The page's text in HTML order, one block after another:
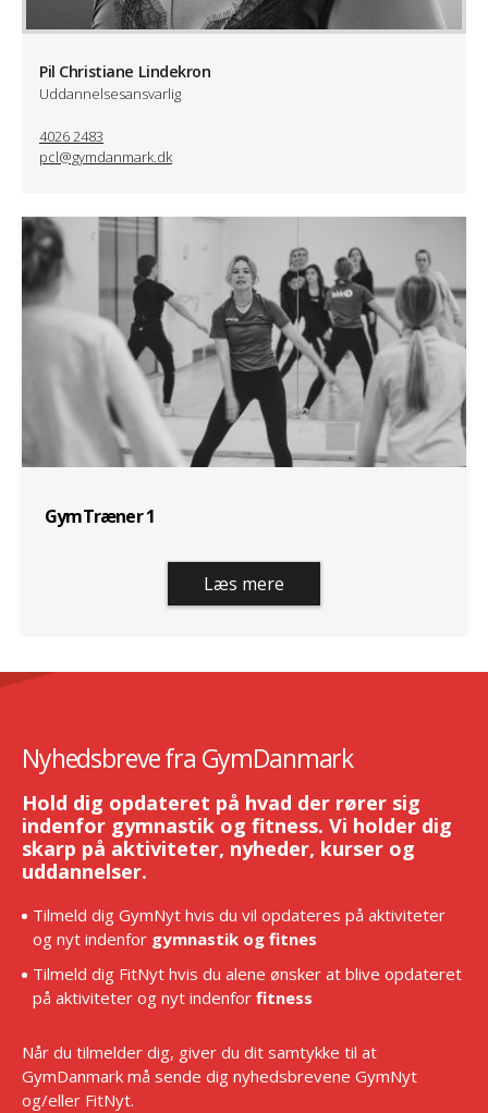
Pil Christiane Lindekron
Uddannelsesansvarlig
4026 2483
pcl@gymdanmark.dk
GymTræner 1
Læs mere
Nyhedsbreve fra GymDanmark
Hold dig opdateret på hvad der rører sig
indenfor gymnastik og fitness. Vi holder dig
skarp på aktiviteter, nyheder, kurser og
uddannelser.
Tilmeld dig GymNyt hvis du vil opdateres på aktiviteter
og nyt indenfor gymnastik og fitnes
Tilmeld dig FitNyt hvis du alene ønsker at blive opdateret
på aktiviteter og nyt indenfor fitness
Når du tilmelder dig, giver du dit samtykke til at
GymDanmark må sende dig nyhedsbrevene GymNyt
og/eller FitNyt.